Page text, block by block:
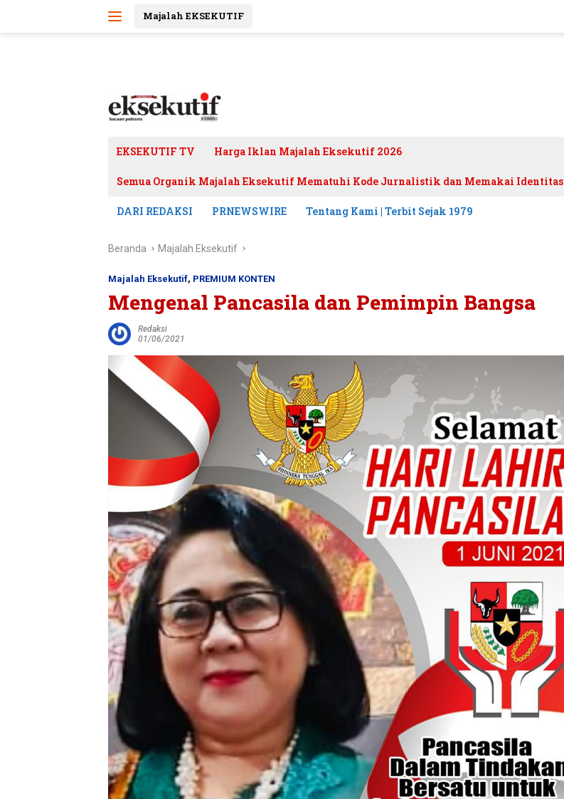
Majalah EKSEKUTIF
EKSEKUTIF TV Harga Iklan Majalah Eksekutif 2026
Semua Organik Majalah Eksekutif Mematuhi Kode Jurnalistik dan Memakai Identitas
DARI REDAKSI PRNEWSWIRE Tentang Kami | Terbit Sejak 1979
Beranda Majalah Eksekutif
Majalah Eksekutif, PREMIUM KONTEN
Mengenal Pancasila dan Pemimpin Bangsa
Redaksi
01/06/2021